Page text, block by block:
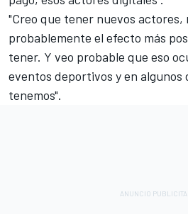
"Creo que tener nuevos actores,
probablemente el efecto más
tener. Y veo probable que eso
eventos deportivos y en algunos
tenemos".